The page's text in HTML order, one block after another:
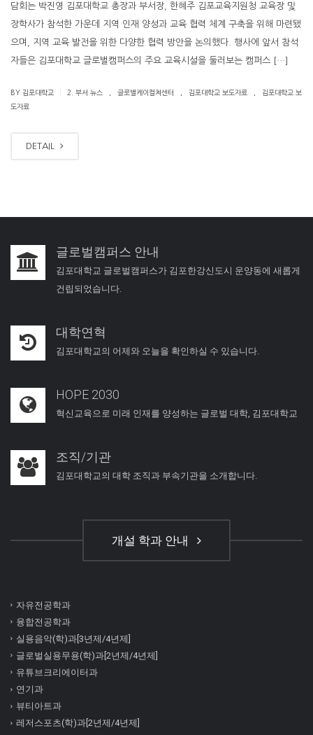
담회는 박진영 김포대학교 총장과 부서장, 한혜주 김포교육지원청 교육장 및
장학사가 참석한 가운데 지역 인재 양성과 교육 협력 체계 구축을 위해 마련됐
으며, 지역 교육 발전을 위한 다양한 협력 방안을 논의했다. 행사에 앞서 참석
자들은 김포대학교 글로벌캠퍼스의 주요 교육시설을 둘러보는 캠퍼스 […]
BY 김포대학교 2. 부서 뉴스 글로벌케이컬쳐센터 김포대학교 보도자료
김포대학교 보
도자료
DETAIL
글로벌캠퍼스 안내
김포대학교 글로벌캠퍼스가 김포한강신도시 운양동에 새롭게
건립되었습니다.
대학연혁
김포대학교의 어제와 오늘을 확인하실 수 있습니다.
HOPE 2030
혁신교육으로 미래 인재를 양성하는 글로벌 대학, 김포대학교
조직/기관
김포대학교의 대학 조직과 부속기관을 소개합니다.
개설 학과 안내
자유전공학과
융합전공학과
실용음악(학)과[3년제/4년제]
글로벌실용무용(학)과[2년제/4년제]
유튜브크리에이터과
연기과
뷰티아트과
레저스포츠(학)과[2년제/4년제]